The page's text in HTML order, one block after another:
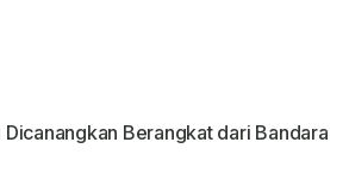
Berangkat dari Bandara